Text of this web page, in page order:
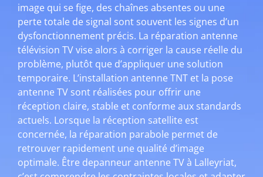
image qui se fige, des chaînes absentes ou une
perte totale de signal sont souvent les signes d’un
dysfonctionnement précis. La réparation antenne
télévision TV vise alors à corriger la cause réelle du
problème, plutôt que d’appliquer une solution
temporaire. L’installation antenne TNT et la pose
antenne TV sont réalisées pour offrir une
réception claire, stable et conforme aux standards
actuels. Lorsque la réception satellite est
concernée, la réparation parabole permet de
retrouver rapidement une qualité d’image
optimale. Être depanneur antenne TV à Lalleyriat,